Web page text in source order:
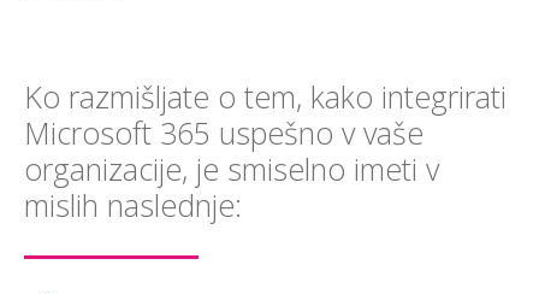
Ko razmišljate o tem, kako integrirati
Microsoft 365 uspešno v vaše
organizacije, je smiselno imeti v
mislih naslednje: